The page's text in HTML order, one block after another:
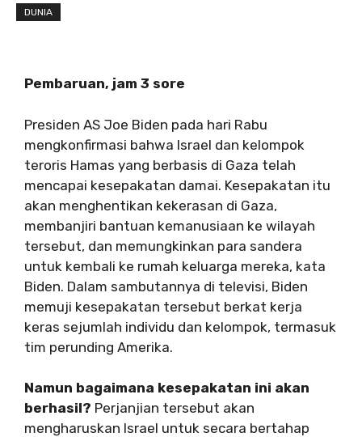
DUNIA
Pembaruan, jam 3 sore
Presiden AS Joe Biden pada hari Rabu
mengkonfirmasi bahwa Israel dan kelompok
teroris Hamas yang berbasis di Gaza telah
mencapai kesepakatan damai. Kesepakatan itu
akan menghentikan kekerasan di Gaza,
membanjiri bantuan kemanusiaan ke wilayah
tersebut, dan memungkinkan para sandera
untuk kembali ke rumah keluarga mereka, kata
Biden. Dalam sambutannya di televisi, Biden
memuji kesepakatan tersebut berkat kerja
keras sejumlah individu dan kelompok, termasuk
tim perunding Amerika.
Namun bagaimana kesepakatan ini akan
berhasil? Perjanjian tersebut akan
mengharuskan Israel untuk secara bertahap